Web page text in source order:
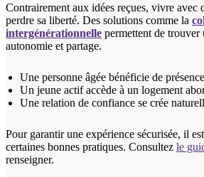
Contrairement aux idées reçues, vivre avec
perdre sa liberté. Des solutions comme la
intergénérationnelle permettent de
autonomie et partage.
Une personne âgée bénéficie de
Un jeune actif accède à un logement
Une relation de confiance se crée
Pour garantir une expérience sécurisée, il
certaines bonnes pratiques. Consultez le
renseigner.